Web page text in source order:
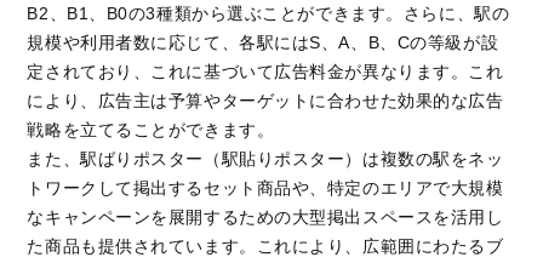
B2、B1、B0の3種類から選ぶことができます。さらに、駅の
規模や利用者数に応じて、各駅にはS、A、B、Cの等級が設
定されており、これに基づいて広告料金が異なります。これ
により、広告主は予算やターゲットに合わせた効果的な広告
戦略を立てることができます。
また、駅ばりポスター（駅貼りポスター）は複数の駅をネッ
トワークして掲出するセット商品や、特定のエリアで大規模
なキャンペーンを展開するための大型掲出スペースを活用し
た商品も提供されています。これにより、広範囲にわたるブ